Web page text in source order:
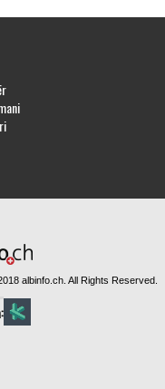
albinfo.ch. All Rights Reserved.